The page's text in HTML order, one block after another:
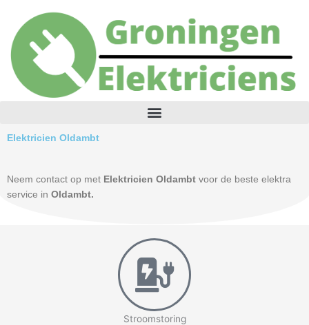
content
Elektricien Oldambt
Neem contact op met Elektricien Oldambt voor de beste elektra
service in Oldambt.
Stroomstoring